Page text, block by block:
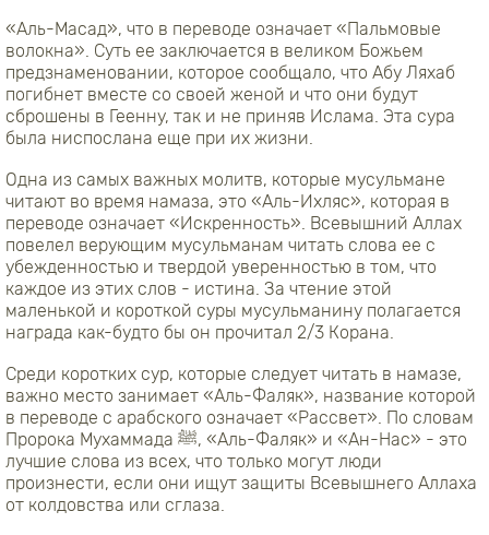
«Аль-Масад», что в переводе означает «Пальмовые
волокна». Суть ее заключается в великом Божьем
предзнаменовании, которое сообщало, что Абу Ляхаб
погибнет вместе со своей женой и что они будут
сброшены в Геенну, так и не приняв Ислама. Эта сура
была ниспослана еще при их жизни.
Одна из самых важных молитв, которые мусульмане
читают во время намаза, это «Аль-Ихляс», которая в
переводе означает «Искренность». Всевышний Аллах
повелел верующим мусульманам читать слова ее с
убежденностью и твердой уверенностью в том, что
каждое из этих слов - истина. За чтение этой
маленькой и короткой суры мусульманину полагается
награда как-будто бы он прочитал 2/3 Корана.
Среди коротких сур, которые следует читать в намазе,
важно место занимает «Аль-Фаляк», название которой
в переводе с арабского означает «Рассвет». По словам
Пророка Мухаммада ﷺ, «Аль-Фаляк» и «Ан-Нас» - это
лучшие слова из всех, что только могут люди
произнести, если они ищут защиты Всевышнего Аллаха
от колдовства или сглаза.